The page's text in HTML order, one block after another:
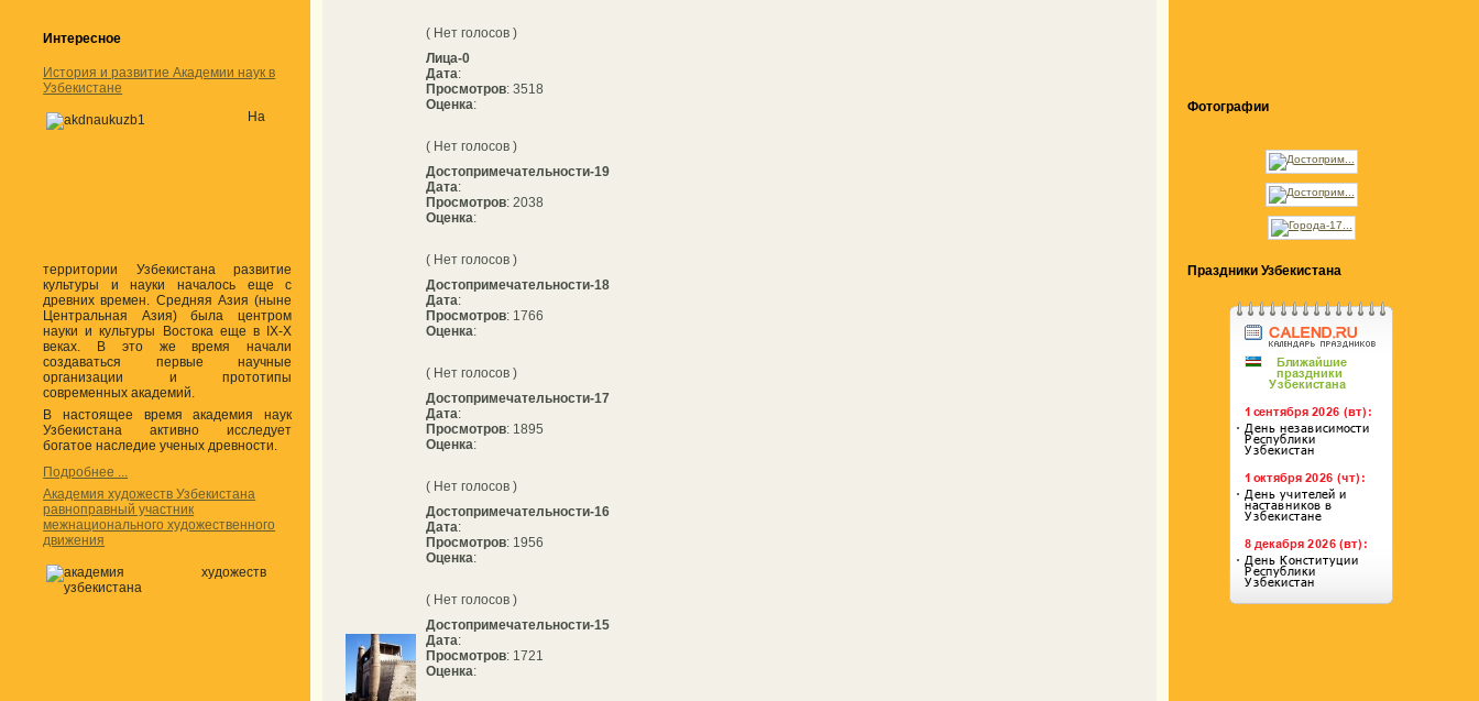
Интересное
История и развитие Академии наук в
Узбекистане
На
территории Узбекистана развитие
культуры и науки началось еще с
древних времен. Средняя Азия (ныне
Центральная Азия) была центром
науки и культуры Востока еще в IX-X
веках. В это же время начали
создаваться первые научные
организации и прототипы
современных академий.
В настоящее время академия наук
Узбекистана активно исследует
богатое наследие ученых древности.
Подробнее ...
Академия художеств Узбекистана
равноправный участник
межнационального художественного
движения
( Нет голосов )
Лица-0
Дата:
Просмотров: 3518
Оценка:
( Нет голосов )
Достопримечательности-19
Дата:
Просмотров: 2038
Оценка:
( Нет голосов )
Достопримечательности-18
Дата:
Просмотров: 1766
Оценка:
( Нет голосов )
Достопримечательности-17
Дата:
Просмотров: 1895
Оценка:
( Нет голосов )
Достопримечательности-16
Дата:
Просмотров: 1956
Оценка:
( Нет голосов )
Достопримечательности-15
Дата:
Просмотров: 1721
Оценка:
Фотографии
Праздники Узбекистана